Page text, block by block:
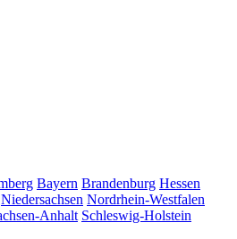
Bayern Brandenburg Hessen
Niedersachsen Nordrhein-Westfalen
Anhalt Schleswig-Holstein